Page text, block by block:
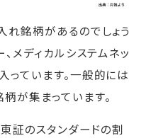
れ銘柄があるのでしょう
、メディカルシステムネッ
っています。一般的には
が集まっています。
証のスタンダードの割